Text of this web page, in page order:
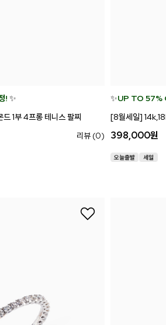
! ✨
1부 4프롱 테니스 팔찌
리뷰 (0)
✨UP TO 57%
[8월세일]
398,000원